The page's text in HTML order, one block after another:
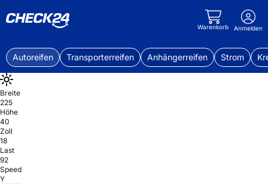
Warenkorb Anmelden
Autoreifen Transporterreifen Anhängerreifen Strom
Breite
225
Höhe
40
Zoll
18
Last
92
Speed
Y